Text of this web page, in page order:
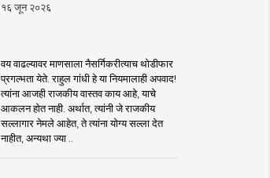
१६ जून २०२६
वय वाढल्यावर माणसाला नैसर्गिकरीत्याच थोडीफार
प्रगल्भता येते. राहुल गांधी हे या नियमालाही अपवाद!
त्यांना आजही राजकीय वास्तव काय आहे, याचे
आकलन होत नाही. अर्थात, त्यांनी जे राजकीय
सल्लागार नेमले आहेत, ते त्यांना योग्य सल्ला देत
नाहीत, अन्यथा ज्या ..